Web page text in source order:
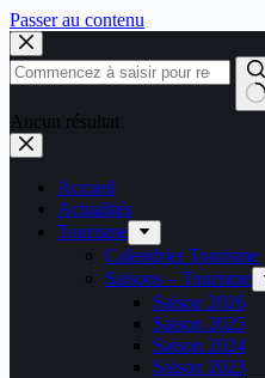
Passer au contenu
Aucun résultat
Accueil
Actualités
Tourisme
Calendrier Tourisme
Saisons – Tourisme
Saison 2026
Saison 2025
Saison 2024
Saison 2023